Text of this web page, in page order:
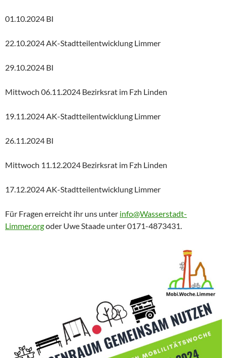
01.10.2024 BI
22.10.2024 AK-Stadtteilentwicklung Limmer
29.10.2024 BI
Mittwoch 06.11.2024 Bezirksrat im Fzh Linden
19.11.2024 AK-Stadtteilentwicklung Limmer
26.11.2024 BI
Mittwoch 11.12.2024 Bezirksrat im Fzh Linden
17.12.2024 AK-Stadtteilentwicklung Limmer
Für Fragen erreicht ihr uns unter info@Wasserstadt-
Limmer.orgoder Uwe Staade unter 0171-4873431.